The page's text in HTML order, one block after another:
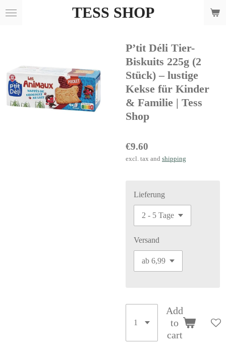
Skip
TESS SHOP
P’tit Déli Tier-
Biskuits 225g (2
Stück) – lustige
Kekse für Kinder
& Familie | Tess
Shop
€9.60
excl. tax and shipping
Lieferung
Versand
Add
to
cart